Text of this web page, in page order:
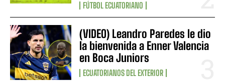
FÚTBOL ECUATORIANO
(VIDEO) Leandro Paredes le dio
la bienvenida a Enner Valencia
en Boca Juniors
ECUATORIANOS DEL EXTERIOR